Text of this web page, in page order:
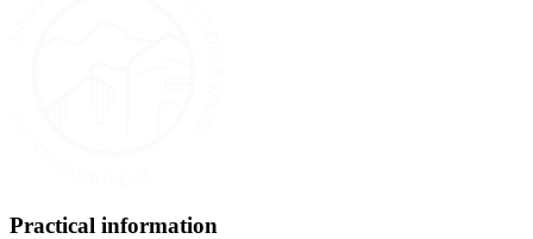
Practical information